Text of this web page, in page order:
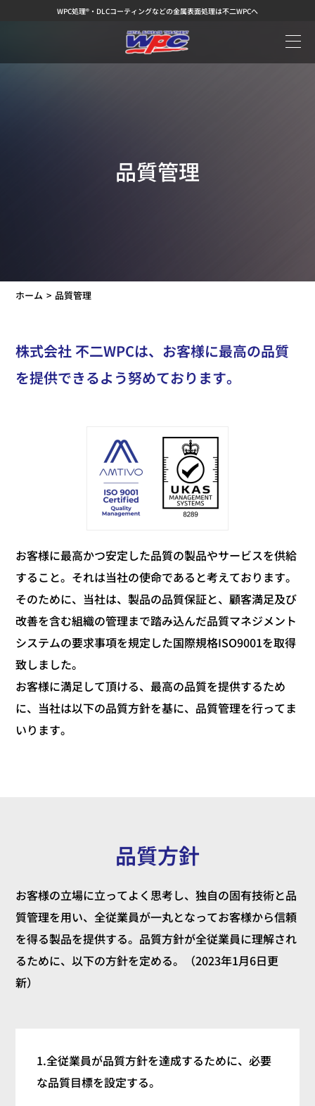
WPC処理®・DLCコーティングなどの金属表面処理は不二WPCへ
品質管理
ホーム 品質管理
株式会社 不二WPCは、お客様に最高の品質
を提供できるよう努めております。
お客様に最高かつ安定した品質の製品やサービスを供給
すること。それは当社の使命であると考えております。
そのために、当社は、製品の品質保証と、顧客満足及び
改善を含む組織の管理まで踏み込んだ品質マネジメント
システムの要求事項を規定した国際規格ISO9001を取得
致しました。
お客様に満足して頂ける、最高の品質を提供するため
に、当社は以下の品質方針を基に、 品質管理を行ってま
いります。
品質方針
お客様の立場に立ってよく思考し、独自の固有技術と品
質管理を用い、全従業員が一丸となってお客様から信頼
を得る製品を提供する。 品質方針が全従業員に理解され
るために、以下の方針を定める。（2023年1月6日更
新）
1.全従業員が品質方針を達成するために、必要
な品質目標を設定する。